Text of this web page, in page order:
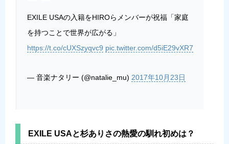
EXILE USAの入籍をHIROらメンバーが祝福「家庭
を持つことで世界が広がる」
https://t.co/cUXSzyqvc9 pic.twitter.com/d5iE29vXR7
— 音楽ナタリー (@natalie_mu) 2017年10月23日
EXILE USAと杉ありさの熱愛の馴れ初めは？